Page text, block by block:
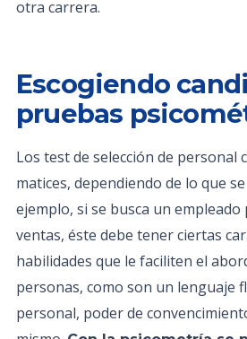
otra carrera.
Escogiendo
pruebas
Los test de selección de personal
matices, dependiendo de lo que
ejemplo, si se busca un empleado
ventas, éste debe tener ciertas
habilidades que le faciliten el
personas, como son un lenguaje
personal, poder de